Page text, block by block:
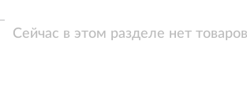
Сейчас в этом разделе нет товаров